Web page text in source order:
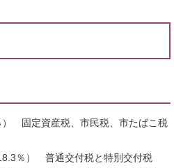
固定資産税、市民税、市たばこ税
％） 普通交付税と特別交付税